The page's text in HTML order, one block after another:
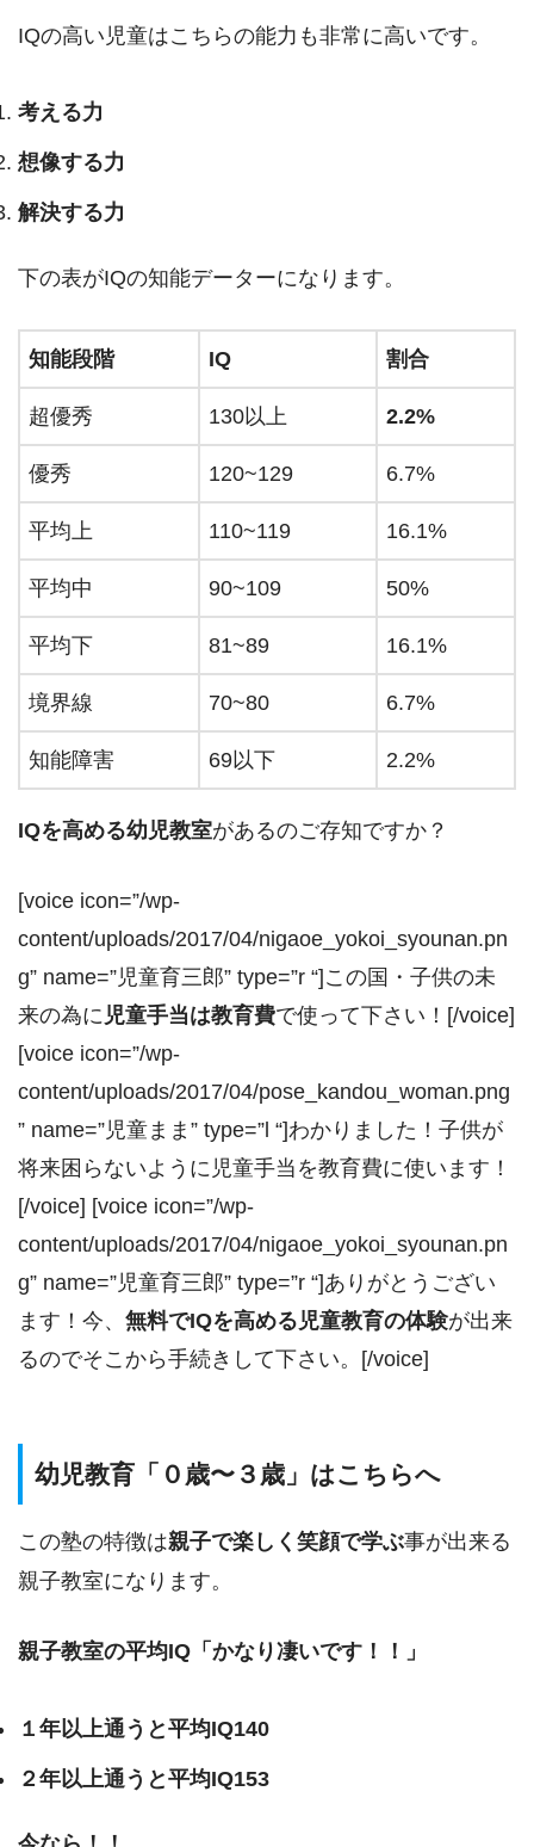
IQの高い児童はこちらの能力も非常に高いです。
考える力
想像する力
解決する力
下の表がIQの知能データーになります。
知能段階 IQ 割合
超優秀 130以上 2.2%
優秀 120~129 6.7%
平均上 110~119 16.1%
平均中 90~109 50%
平均下 81~89 16.1%
境界線 70~80 6.7%
知能障害 69以下 2.2%
IQを高める幼児教室があるのご存知ですか？
[voice icon=”/wp-
content/uploads/2017/04/nigaoe_yokoi_syounan.pn
g” name=”児童育三郎” type=”r “]この国・子供の未
来の為に児童手当は教育費で使って下さい！[/voice]
[voice icon=”/wp-
content/uploads/2017/04/pose_kandou_woman.png
” name=”児童まま” type=”l “]わかりました！子供が
将来困らないように児童手当を教育費に使います！
[/voice] [voice icon=”/wp-
content/uploads/2017/04/nigaoe_yokoi_syounan.pn
g” name=”児童育三郎” type=”r “]ありがとうござい
ます！今、 無料でIQを高める児童教育の体験が出来
るのでそこから手続きして下さい。[/voice]
幼児教育「０歳〜３歳」はこちらへ
この塾の特徴は親子で楽しく笑顔で学ぶ事が出来る
親子教室になります。
親子教室の平均IQ「かなり凄いです！！」
１年以上通うと平均IQ140
２年以上通うと平均IQ153